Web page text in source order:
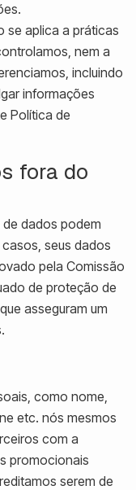
se aplica a práticas
nem a
incluindo
informações
Política de
fora do
dados podem
seus dados
pela Comissão
de proteção de
asseguram um
como nome,
etc. nós mesmos
com a
promocionais
serem de